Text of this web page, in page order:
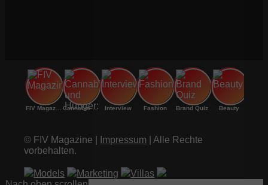
Cannabis und Hunger: Interview Fashion Brand Quiz Beauty
© FIV Magazine | Impressum | Alle Rechte
vorbehalten.
Models Marketing
Villas